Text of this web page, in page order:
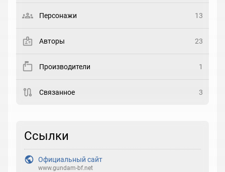
Рейтинг
Реакция
Персонажи 13
Авторы 23
Производители 1
Связанное 3
Ссылки
Официальный сайт
www.gundam-bf.net